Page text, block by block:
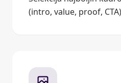
(intro, value, proof,